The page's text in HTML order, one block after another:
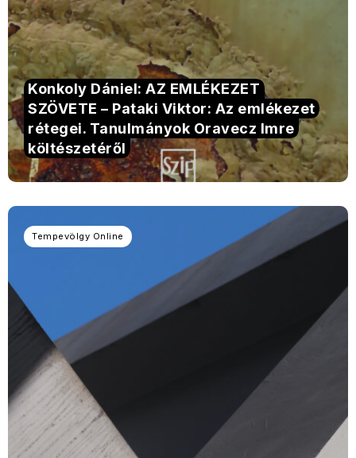
Konkoly Dániel: AZ EMLÉKEZET
SZÖVETE – Pataki Viktor: Az emlékezet
rétegei. Tanulmányok Oravecz Imre
költészetéről
Tempevölgy Online